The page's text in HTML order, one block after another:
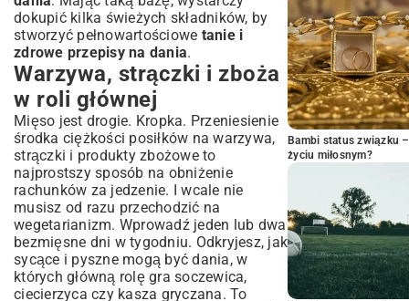
dokupić kilka świeżych składników, by
stworzyć pełnowartościowe tanie i
zdrowe przepisy na dania.
Warzywa, strączki i zboża
w roli głównej
Mięso jest drogie. Kropka. Przeniesienie
środka ciężkości posiłków na warzywa,
strączki i produkty zbożowe to
najprostszy sposób na obniżenie
rachunków za jedzenie. I wcale nie
musisz od razu przechodzić na
wegetarianizm. Wprowadź jeden lub dwa
bezmięsne dni w tygodniu. Odkryjesz, jak
sycące i pyszne mogą być dania, w
których główną rolę gra soczewica,
ciecierzyca czy kasza gryczana. To
Bambi status związku
życiu miłosnym?